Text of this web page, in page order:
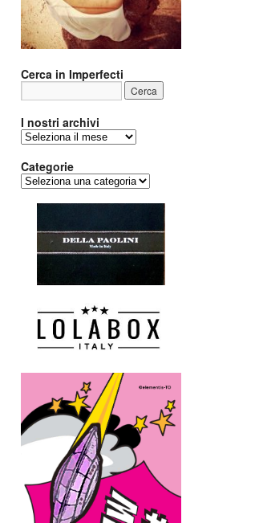
Cerca in Imperfecti
I nostri archivi
archivi
Categorie
Categorie